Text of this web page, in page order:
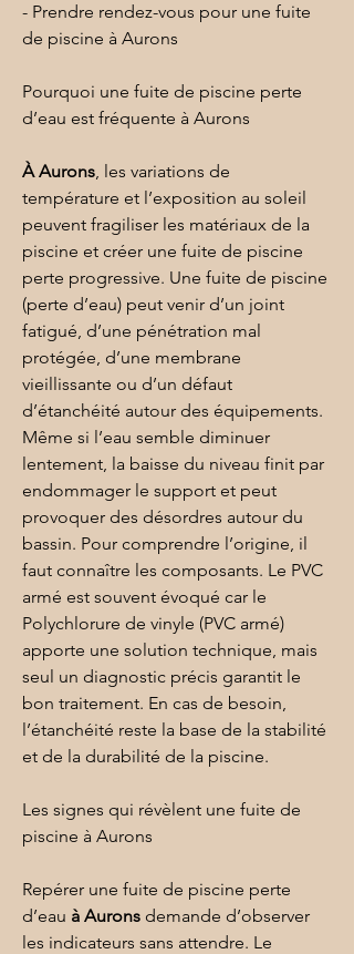
- Prendre rendez-vous pour une fuite
de piscine à Aurons
Pourquoi une fuite de piscine perte
d’eau est fréquente à Aurons
À Aurons, les variations de
température et l’exposition au soleil
peuvent fragiliser les matériaux de la
piscine et créer une fuite de piscine
perte progressive. Une fuite de piscine
(perte d’eau) peut venir d’un joint
fatigué, d’une pénétration mal
protégée, d’une membrane
vieillissante ou d’un défaut
d’étanchéité autour des équipements.
Même si l’eau semble diminuer
lentement, la baisse du niveau finit par
endommager le support et peut
provoquer des désordres autour du
bassin. Pour comprendre l’origine, il
faut connaître les composants. Le PVC
armé est souvent évoqué car le
Polychlorure de vinyle (PVC armé)
apporte une solution technique, mais
seul un diagnostic précis garantit le
bon traitement. En cas de besoin,
l’étanchéité reste la base de la stabilité
et de la durabilité de la piscine.
Les signes qui révèlent une fuite de
piscine à Aurons
Repérer une fuite de piscine perte
d’eau à Aurons demande d’observer
les indicateurs sans attendre. Le